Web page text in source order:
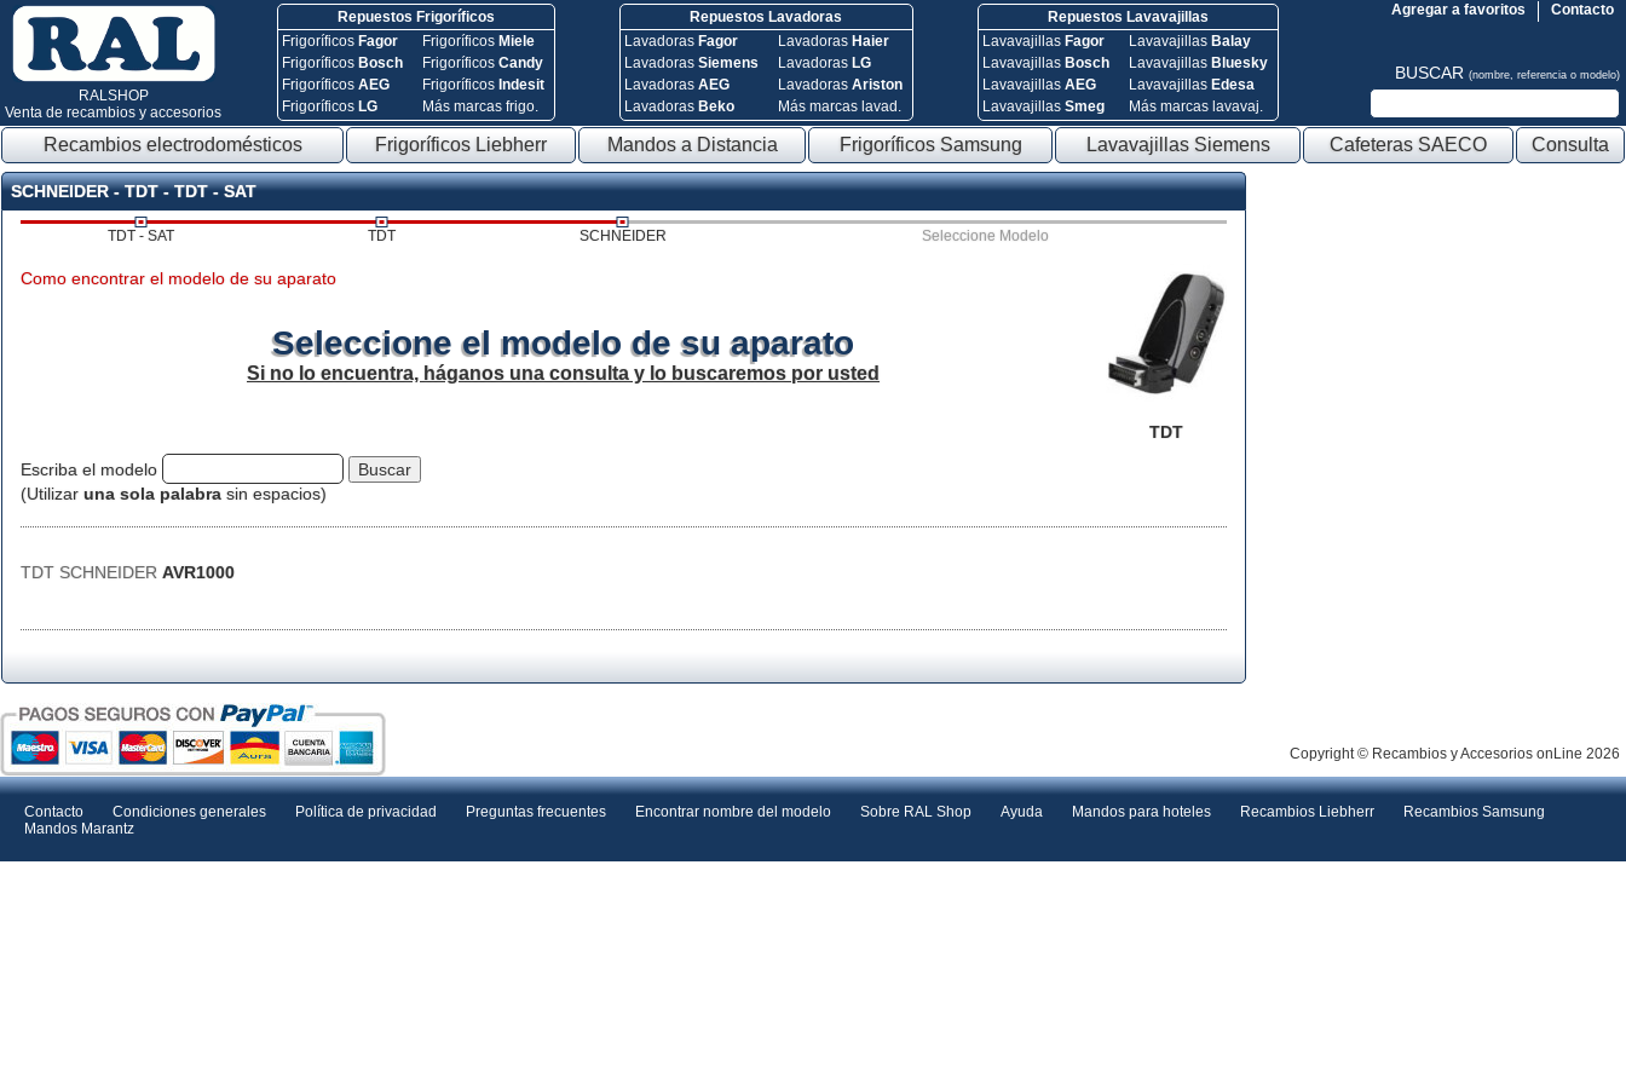
RALSHOP
Venta de recambios y accesorios
Repuestos Frigoríficos
Frigoríficos Fagor
Frigoríficos Bosch
FrigoríficosAEG
Frigoríficos LG
Frigoríficos Miele
FrigoríficosCandy
Frigoríficos Indesit
Más marcas frigo.
Repuestos Lavadoras
Lavadoras Fagor
Lavadoras Siemens
Lavadoras AEG
Lavadoras Beko
Lavadoras Haier
Lavadoras LG
Lavadoras Ariston
Más marcas lavad.
Repuestos Lavavajillas
Lavavajillas Fagor
Lavavajillas Bosch
Lavavajillas AEG
Lavavajillas Smeg
Lavavajillas Balay
Lavavajillas Bluesky
Lavavajillas Edesa
Más marcas lavavaj.
Contacto
Agregar a favoritos
BUSCAR (nombre, referencia o modelo)
Recambios electrodomésticos Frigoríficos Liebherr Mandos a Distancia Frigoríficos Samsung Lavavajillas Siemens Cafeteras SAECO Consulta
SCHNEIDER - TDT - TDT - SAT
TDT - SAT TDT SCHNEIDER Seleccione Modelo
TDT
Como encontrar el modelo de su aparato
Seleccione el modelo de su aparato
Si no lo encuentra, háganos una consulta y lo buscaremos por usted
Escriba el modelo
(Utilizar una sola palabra sin espacios)
TDT SCHNEIDER AVR1000
Copyright © Recambios y Accesorios onLine 2026
Contacto Condiciones generales Política de privacidad Preguntas frecuentes Encontrar nombre del modelo Sobre RAL Shop Ayuda Mandos para hoteles Recambios Liebherr
Recambios Samsung
Mandos Marantz